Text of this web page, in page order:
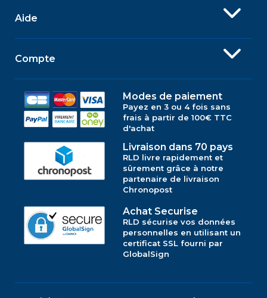
Aide
Compte
Modes de paiement
Payez en 3 ou 4 fois sans
frais à partir de 100€ TTC
d'achat
Livraison dans 70 pays
RLD livre rapidement et
sûrement grâce à notre
partenaire de livraison
Chronopost
Achat Securise
RLD sécurise vos données
personnelles en utilisant un
certificat SSL fourni par
GlobalSign